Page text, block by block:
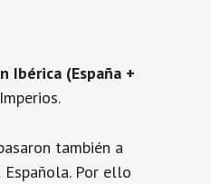
Ibérica (España +
también a
Por ello